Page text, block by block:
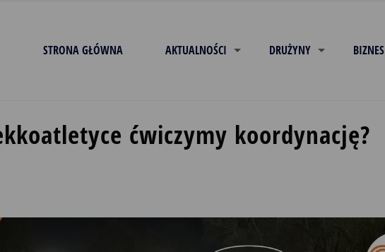
STRONA GŁÓWNA AKTUALNOŚCI DRUŻYNY BIZNES
ćwiczymy koordynację?